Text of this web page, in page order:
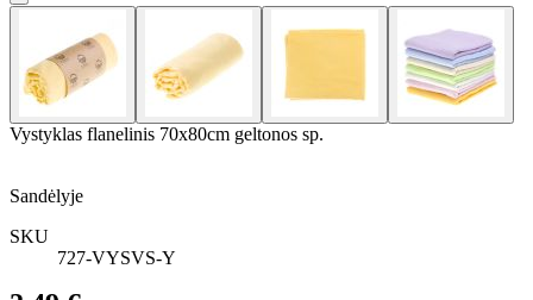
Vystyklas flanelinis 70x80cm geltonos sp.
Sandėlyje
SKU
727-VYSVS-Y